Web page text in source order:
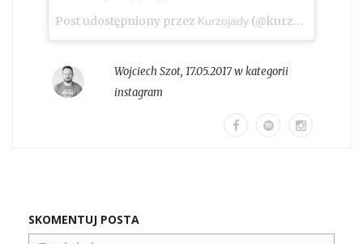
Post udostępniony przez Kurzojady (@kurzojady_insta)
Wojciech Szot, 17.05.2017 w kategorii
instagram
SKOMENTUJ POSTA